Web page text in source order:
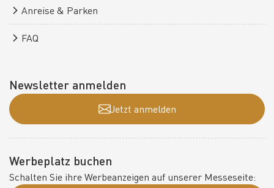
Anreise & Parken
FAQ
Newsletter anmelden
Jetzt anmelden
Werbeplatz buchen
Schalten Sie ihre Werbeanzeigen auf unserer Messeseite: